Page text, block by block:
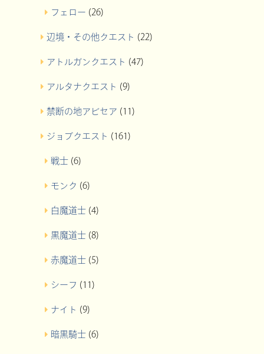
フェロー (26)
辺境・その他クエスト (22)
アトルガンクエスト (47)
アルタナクエスト (9)
禁断の地アビセア (11)
ジョブクエスト (161)
戦士 (6)
モンク (6)
白魔道士 (4)
黒魔道士 (8)
赤魔道士 (5)
シーフ (11)
ナイト (9)
暗黒騎士 (6)